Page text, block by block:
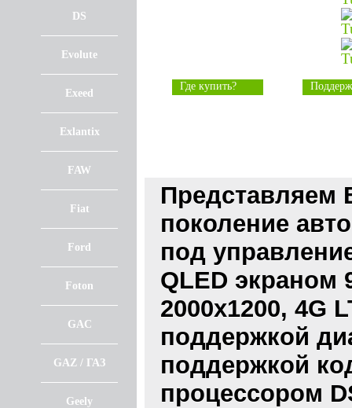
DS
Evolute
Exeed
Exlantix
FAW
Fiat
Ford
Foton
GAC
GAZ / ГАЗ
Geely
Где купить?
поколение
под
QLED
2000x1200, 4G
поддержкой
поддержкой
процессором